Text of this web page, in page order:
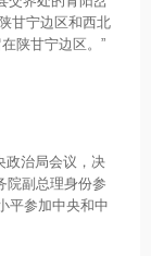
甘宁边区和西北
陕甘宁边区。”
政治局会议，决
院副总理身份参
平参加中央和中